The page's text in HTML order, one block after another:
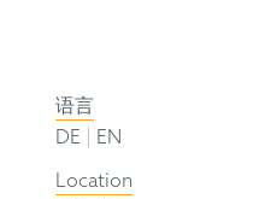
语言
DE
EN
Location